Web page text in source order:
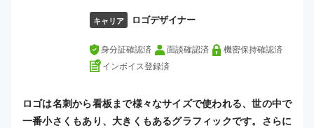
キャリア ロゴデザイナー
身分証確認済 面談確認済
機密保持確認済
インボイス登録済
ロゴは名刺から看板まで様々なサイズで使われる、世の中で
一番小さくもあり、大きくもあるグラフィックです。さらに